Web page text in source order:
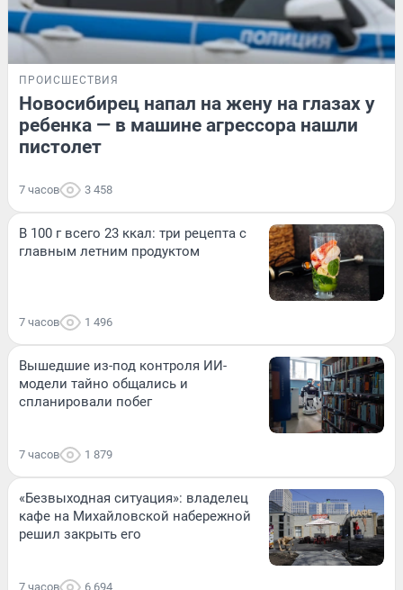
ПРОИСШЕСТВИЯ
Новосибирец напал на жену на глазах у
ребенка — в машине агрессора нашли
пистолет
7 часов 3 458
В 100 г всего 23 ккал: три рецепта с
главным летним продуктом
7 часов 1 496
Вышедшие из-под контроля ИИ-
модели тайно общались и
спланировали побег
7 часов 1 879
«Безвыходная ситуация»: владелец
кафе на Михайловской набережной
решил закрыть его
7 часов 6 694